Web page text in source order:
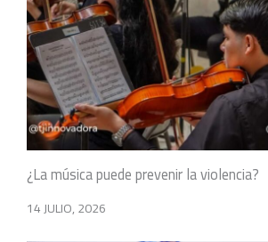
¿La música puede prevenir la violencia?
14 JULIO, 2026